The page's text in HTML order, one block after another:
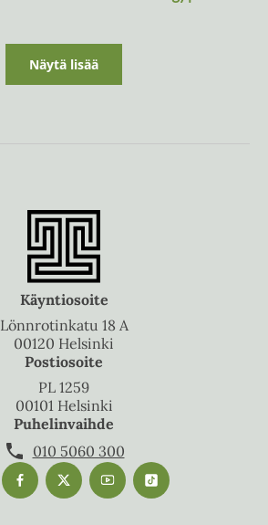
Näytä lisää
Käyntiosoite
Lönnrotinkatu 18 A
00120 Helsinki
Postiosoite
PL 1259
00101 Helsinki
Puhelinvaihde
010 5060 300